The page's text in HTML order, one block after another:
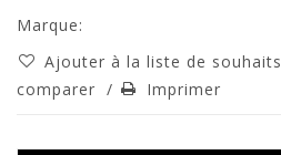
Marque:
Ajouter à la liste de souhaits
comparer / Imprimer